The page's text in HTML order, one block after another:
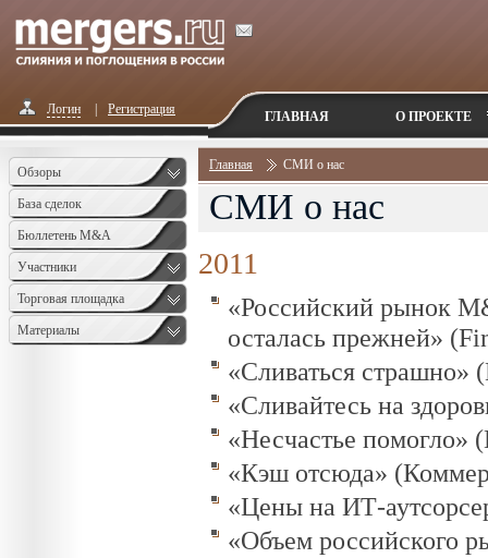
Логин Регистрация ГЛАВНАЯ О ПРОЕКТЕ
Обзоры
База сделок
Бюллетень M&A
Monthly
Участники
Торговая площадка
Материалы
Главная СМИ о нас
СМИ о нас
2011
«Российский рынок
осталась прежней»
«Сливаться страшно»
«Сливайтесь на
«Несчастье помогло»
«Кэш отсюда»
«Цены на ИТ-
«Объем российского